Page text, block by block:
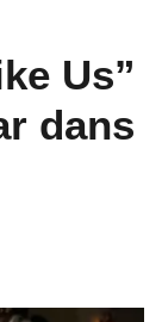
Us”
dans